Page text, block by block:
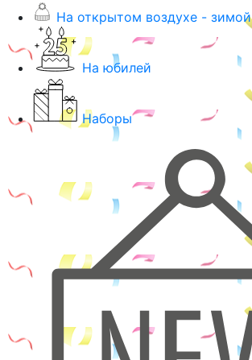
На открытом воздухе - зимой
На юбилей
Наборы